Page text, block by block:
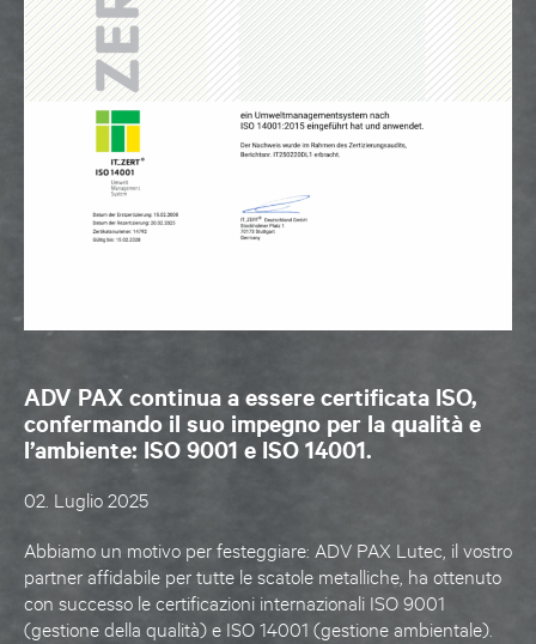
ADV PAX continua a essere certificata ISO,
confermando il suo impegno per la qualità e
l’ambiente: ISO 9001 e ISO 14001.
02. Luglio 2025
Abbiamo un motivo per festeggiare: ADV PAX Lutec, il vostro
partner affidabile per tutte le scatole metalliche, ha ottenuto
con successo le certificazioni internazionali ISO 9001
(gestione della qualità) e ISO 14001 (gestione ambientale).